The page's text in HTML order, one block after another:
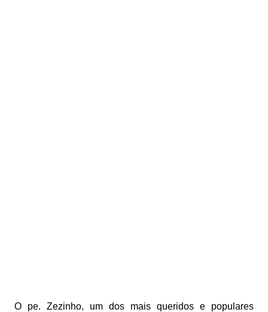
O pe. Zezinho, um dos mais queridos e populares